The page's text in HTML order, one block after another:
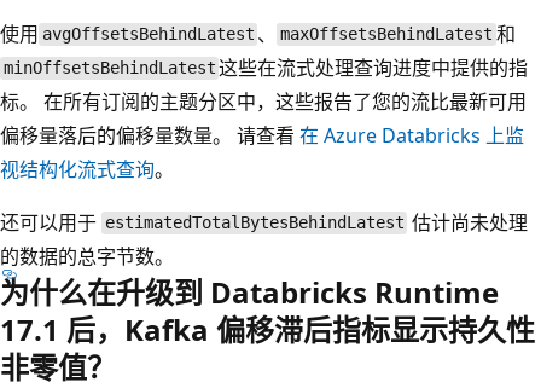
使用 avgOffsetsBehindLatest 、 maxOffsetsBehindLatest 和
minOffsetsBehindLatest 这些在流式处理查询进度中提供的指
标。 在所有订阅的主题分区中，这些报告了您的流比最新可用
偏移量落后的偏移量数量。 请查看 在 Azure Databricks 上监
视结构化流式查询。
还可以用于 estimatedTotalBytesBehindLatest 估计尚未处理
的数据的总字节数。
为什么在升级到 Databricks Runtime
17.1 后，Kafka 偏移滞后指标显示持久性
非零值？